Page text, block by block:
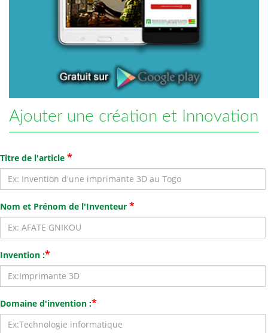
Ajouter une création et Innovation
Titre de l'article *
Nom et Prénom de l'Inventeur *
Invention :*
Domaine d'invention :*